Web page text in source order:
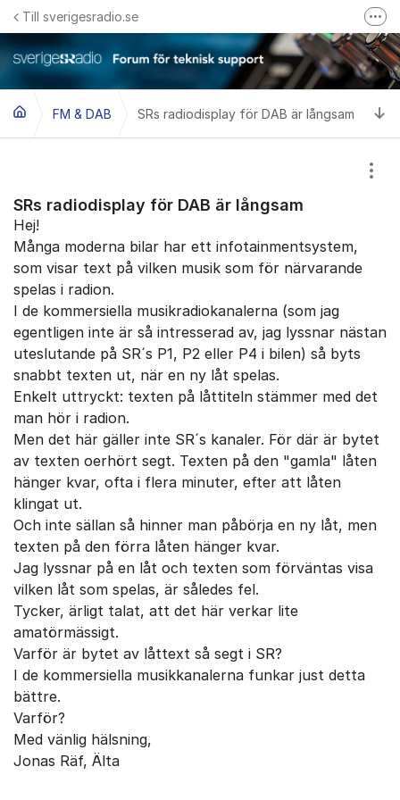
Hoppa till innehåll
Till sverigesradio.se
Frågor & svar om Sveriges Radio
Felanmäl problem med radiomottagning hos Teracom
FM & DAB SRs radiodisplay för DAB är långsam
SRs radiodisplay för DAB är långsam
Hej!
Många moderna bilar har ett infotainmentsystem,
som visar text på vilken musik som för närvarande
spelas i radion.
I de kommersiella musikradiokanalerna (som jag
egentligen inte är så intresserad av, jag lyssnar nästan
uteslutande på SR´s P1, P2 eller P4 i bilen) så byts
snabbt texten ut, när en ny låt spelas.
Enkelt uttryckt: texten på låttiteln stämmer med det
man hör i radion.
Men det här gäller inte SR´s kanaler. För där är bytet
av texten oerhört segt. Texten på den "gamla" låten
hänger kvar, ofta i flera minuter, efter att låten
klingat ut.
Och inte sällan så hinner man påbörja en ny låt, men
texten på den förra låten hänger kvar.
Jag lyssnar på en låt och texten som förväntas visa
vilken låt som spelas, är således fel.
Tycker, ärligt talat, att det här verkar lite
amatörmässigt.
Varför är bytet av låttext så segt i SR?
I de kommersiella musikkanalerna funkar just detta
bättre.
Varför?
Med vänlig hälsning,
Jonas Räf, Älta